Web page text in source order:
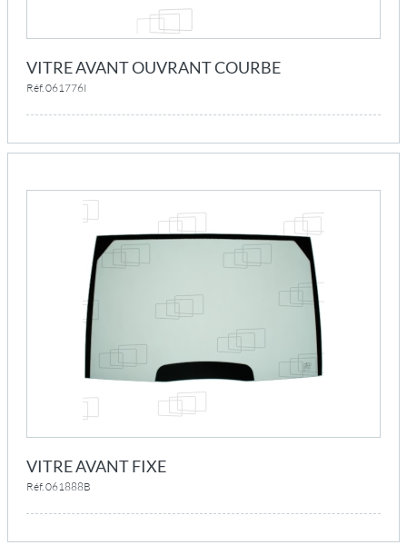
VITRE AVANT OUVRANT COURBE
Réf. 061776I
VITRE AVANT FIXE
Réf. 061888B